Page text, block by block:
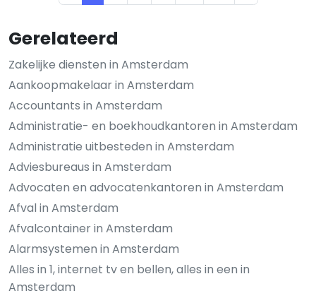
Gerelateerd
Zakelijke diensten in Amsterdam
Aankoopmakelaar in Amsterdam
Accountants in Amsterdam
Administratie- en boekhoudkantoren in Amsterdam
Administratie uitbesteden in Amsterdam
Adviesbureaus in Amsterdam
Advocaten en advocatenkantoren in Amsterdam
Afval in Amsterdam
Afvalcontainer in Amsterdam
Alarmsystemen in Amsterdam
Alles in 1, internet tv en bellen, alles in een in
Amsterdam